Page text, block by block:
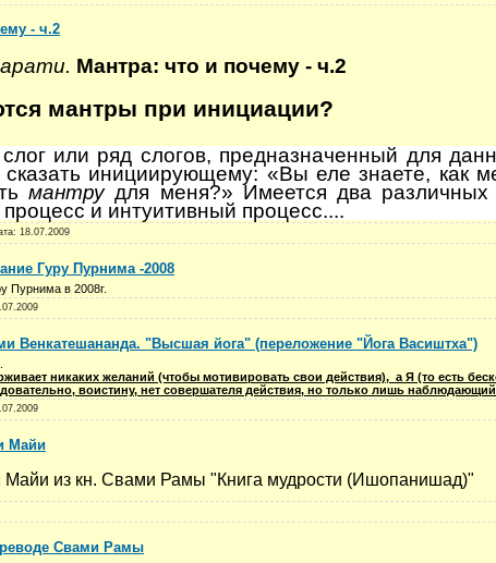
- ч.2
Мантра: что и почему - ч.2
мантры при инициации?
или ряд слогов, предназначенный для
сказать инициирующему: «Вы еле знаете, как
мантрудля меня?» Имеется два различных
и интуитивный процесс....
18.07.2009
Гуру Пурнима -2008
Пурнима в 2008г.
Венкатешананда. "Высшая йога" (переложение "Йога Васиштха")
никаких желаний (чтобы мотивировать свои действия), а Я (то есть
воистину, нет совершателя действия, но только лишь
Майи
Майи из кн. Свами Рамы "Книга мудрости (Ишопанишад)"
Свами Рамы